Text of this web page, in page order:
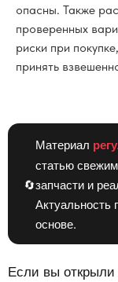
опасны. Также
проверенных
риски при
принять
🔄
Материал
статью
запчасти и
Актуальность
основе.
Если вы открыли